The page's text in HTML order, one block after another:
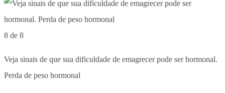
8 de 8
Veja sinais de que sua dificuldade de emagrecer pode ser hormonal.
Perda de peso hormonal